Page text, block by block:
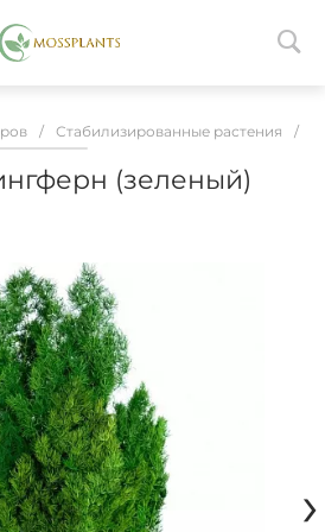
/ Стабилизированные растения /
(зеленый)
›